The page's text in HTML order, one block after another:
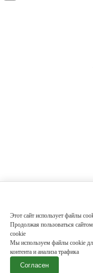
Этот сайт использует файлы
Продолжая пользоваться
cookie
Мы используем файлы cookie
контента и анализа трафика
Согласен